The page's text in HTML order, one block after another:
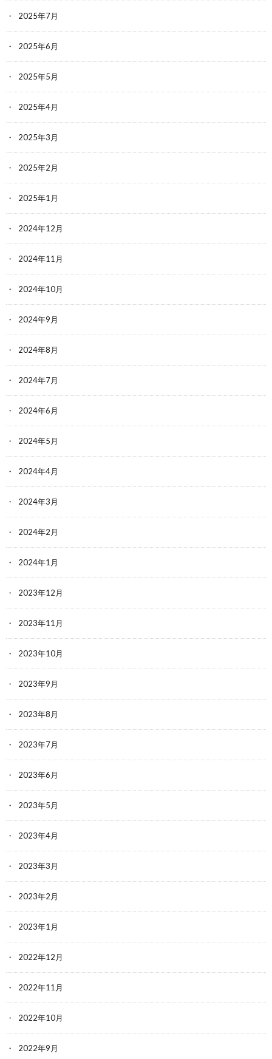
2025年7月
2025年6月
2025年5月
2025年4月
2025年3月
2025年2月
2025年1月
2024年12月
2024年11月
2024年10月
2024年9月
2024年8月
2024年7月
2024年6月
2024年5月
2024年4月
2024年3月
2024年2月
2024年1月
2023年12月
2023年11月
2023年10月
2023年9月
2023年8月
2023年7月
2023年6月
2023年5月
2023年4月
2023年3月
2023年2月
2023年1月
2022年12月
2022年11月
2022年10月
2022年9月